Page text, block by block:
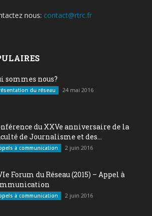
nous: contact@rtrc.fr
sommes nous?
du réseau 24 mai 2016
du XXVe anniversaire de la
de Journalisme et des...
à communication 2 juin 2016
Forum du Réseau (2015) – Appel à
à communication 2 juin 2016